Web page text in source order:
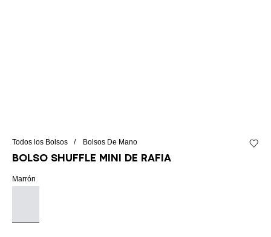
Todos los Bolsos Bolsos De Mano
Bolso Shuffle Mini de rafia
Marrón